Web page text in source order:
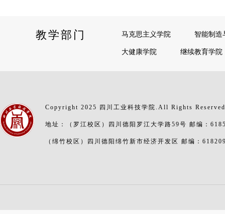
教学部门 马克思主义学院
智能制造
大健康学院
继续教育学院
Copyright 2025 四川工业科技学院.All Rights
地址：（罗江校区）四川德阳罗江大学路59号 邮编：
（绵竹校区）四川德阳绵竹新市经济开发区 邮编：